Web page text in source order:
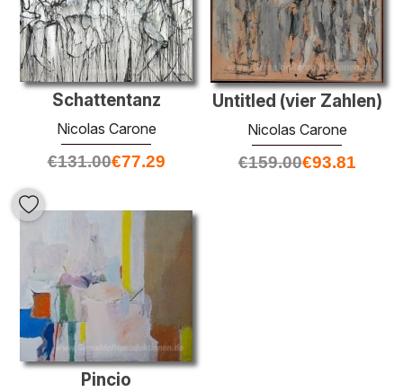
Untitled (vier Zahlen)
Nicolas Carone
€159.00€93.81
Schattentanz
Nicolas Carone
€131.00€77.29
Pincio